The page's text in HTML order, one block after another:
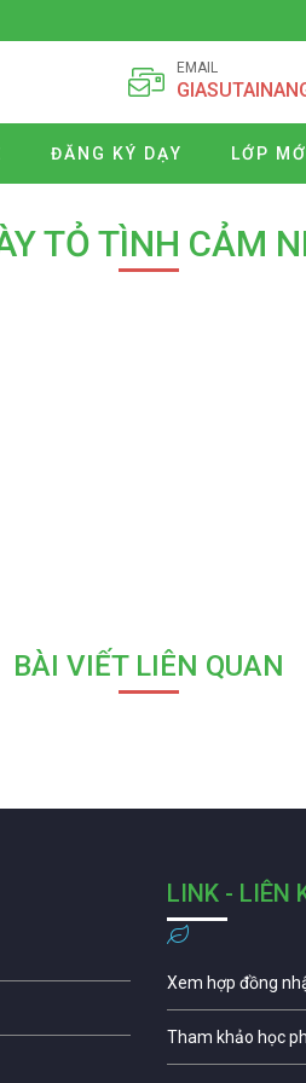
EMAIL
ĐĂNG KÝ DẠY LỚP MỚI
TỎ TÌNH CẢM
BÀI VIẾT LIÊN QUAN
LINK - LIÊN
Xem hợp đồng
Tham khảo học